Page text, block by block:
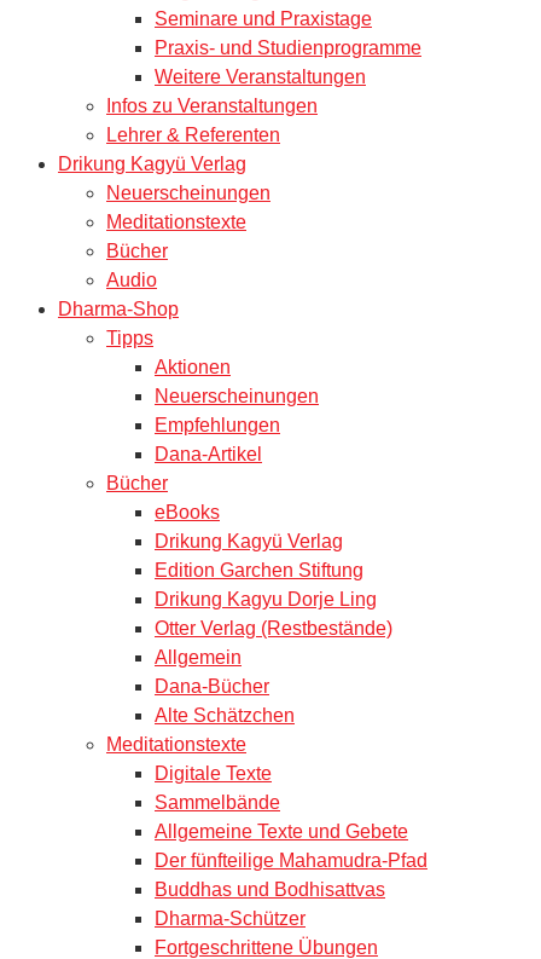
Seminare und Praxistage
Praxis- und Studienprogramme
Weitere Veranstaltungen
Infos zu Veranstaltungen
Lehrer & Referenten
Drikung Kagyü Verlag
Neuerscheinungen
Meditationstexte
Bücher
Audio
Dharma-Shop
Tipps
Aktionen
Neuerscheinungen
Empfehlungen
Dana-Artikel
Bücher
eBooks
Drikung Kagyü Verlag
Edition Garchen Stiftung
Drikung Kagyu Dorje Ling
Otter Verlag (Restbestände)
Allgemein
Dana-Bücher
Alte Schätzchen
Meditationstexte
Digitale Texte
Sammelbände
Allgemeine Texte und Gebete
Der fünfteilige Mahamudra-Pfad
Buddhas und Bodhisattvas
Dharma-Schützer
Fortgeschrittene Übungen